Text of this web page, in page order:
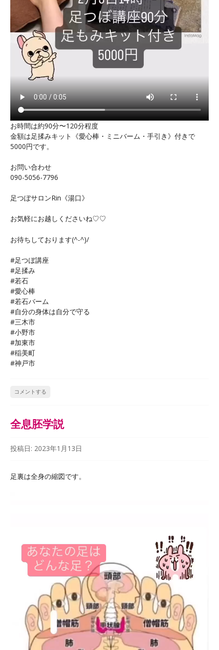
お時間は約90分〜120分程度
金額は足揉みキット《愛心棒・ミニバーム・手引き》付きで
5000円です。
お問い合わせ
090-5056-7796
足つぼサロンRin《湯口》
お気軽にお越しくださいね♡♡
お待ちしております(^-^)/
#足つぼ講座
#足揉み
#若石
#愛心棒
#若石バーム
#自分の身体は自分で守る
#三木市
#小野市
#加東市
#稲美町
#神戸市
コメントする
全息胚学説
投稿日: 2023年1月13日
足裏は全身の縮図です。